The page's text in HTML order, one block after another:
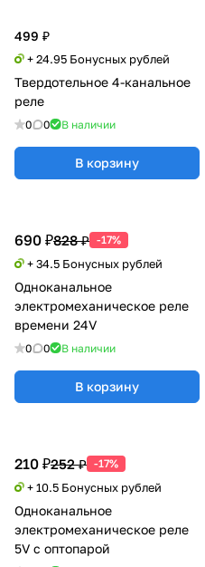
499 ₽
+ 24.95 Бонусных рублей
Твердотельное 4-канальное
реле
0 0 В наличии
В корзину
690 ₽828 ₽ -17%
+ 34.5 Бонусных рублей
Одноканальное
электромеханическое реле
времени 24V
0 0 В наличии
В корзину
210 ₽252 ₽ -17%
+ 10.5 Бонусных рублей
Одноканальное
электромеханическое реле
5V с оптопарой